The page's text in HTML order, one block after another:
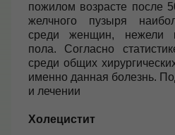
пожилом возрасте после
желчного пузыря
среди женщин, нежели
пола. Согласно
среди общих
именно данная болезнь.
и лечении
Холецистит